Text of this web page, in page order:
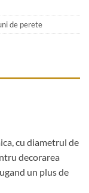
de perete
cu diametrul de
decorarea
un plus de